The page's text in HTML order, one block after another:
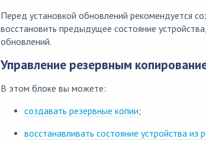
Перед установкой обновлений рекомендуется
восстановить предыдущее состояние
обновлений.
Управление резервным
В этом блоке вы можете:
создавать резервные копии;
восстанавливать состояние устройства из